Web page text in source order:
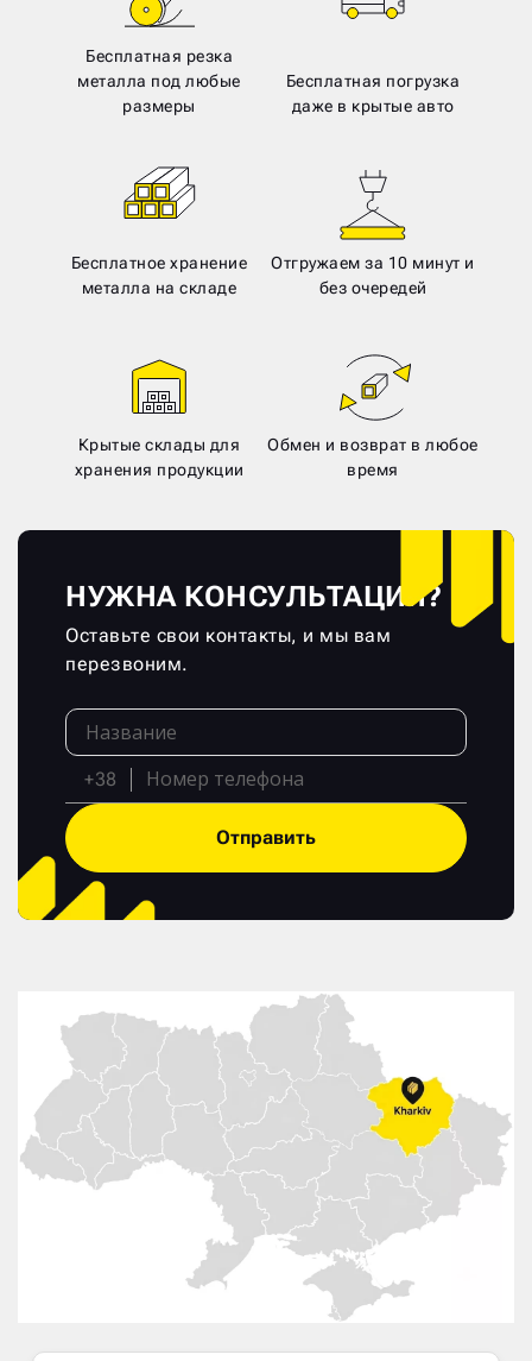
Бесплатная резка
металла под любые
размеры
Бесплатная погрузка
даже в крытые авто
Бесплатное хранение
металла на складе
Отгружаем за 10 минут и
без очередей
Крытые склады для
хранения продукции
Обмен и возврат в любое
время
НУЖНА КОНСУЛЬТАЦИЯ?
Оставьте свои контакты, и мы вам
перезвоним.
+38
Отправить